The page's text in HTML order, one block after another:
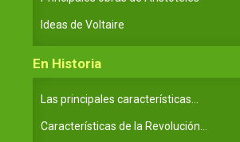
Ideas de Voltaire
En Historia
Las principales características...
Características de la Revolución...